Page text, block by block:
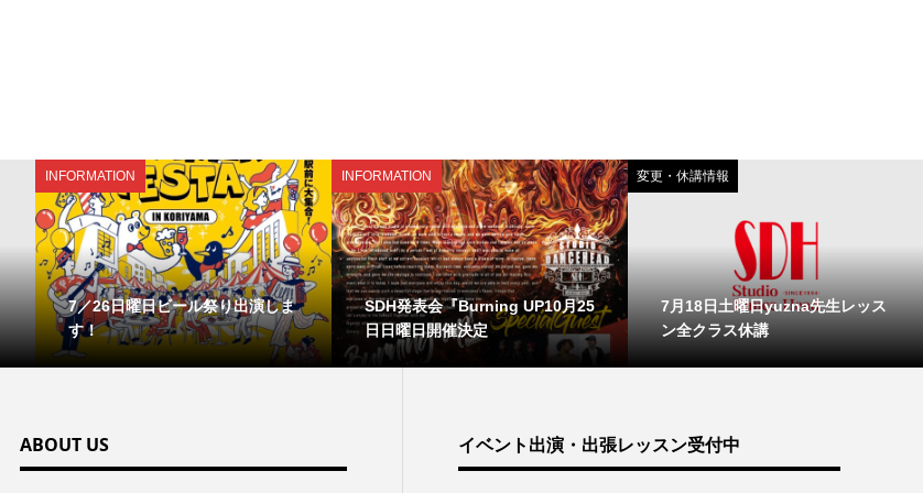
INFORMATION
7／26日曜日ビール祭り出演しま
す！
INFORMATION
SDH発表会『Burning UP10月25
日日曜日開催決定
変更・休講情報
7月18日土曜日yuzna先生レッス
ン全クラス休講
ABOUT US イベント出演・出張レッスン受付中